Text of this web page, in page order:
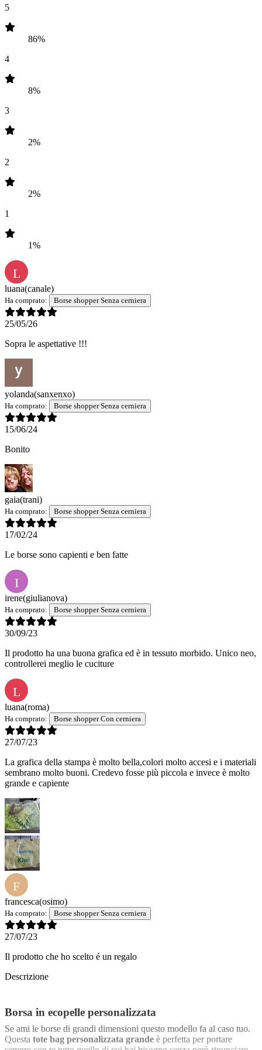
5
86%
4
8%
3
2%
2
2%
1
1%
L
luana(canale)
Ha comprato: Borse shopper Senza cerniera
25/05/26
Sopra le aspettative !!!
yolanda(sanxenxo)
Ha comprato: Borse shopper Senza cerniera
15/06/24
Bonito
gaia(trani)
Ha comprato: Borse shopper Senza cerniera
17/02/24
Le borse sono capienti e ben fatte
I
irene(giulianova)
Ha comprato: Borse shopper Senza cerniera
30/09/23
Il prodotto ha una buona grafica ed è in tessuto morbido. Unico neo,
controllerei meglio le cuciture
L
luana(roma)
Ha comprato: Borse shopper Con cerniera
27/07/23
La grafica della stampa è molto bella,colori molto accesi e i materiali
sembrano molto buoni. Credevo fosse più piccola e invece è molto
grande e capiente
F
francesca(osimo)
Ha comprato: Borse shopper Senza cerniera
27/07/23
Il prodotto che ho scelto é un regalo
Descrizione
Borsa in ecopelle personalizzata
Se ami le borse di grandi dimensioni questo modello fa al caso tuo.
Questa tote bag personalizzata grande è perfetta per portare